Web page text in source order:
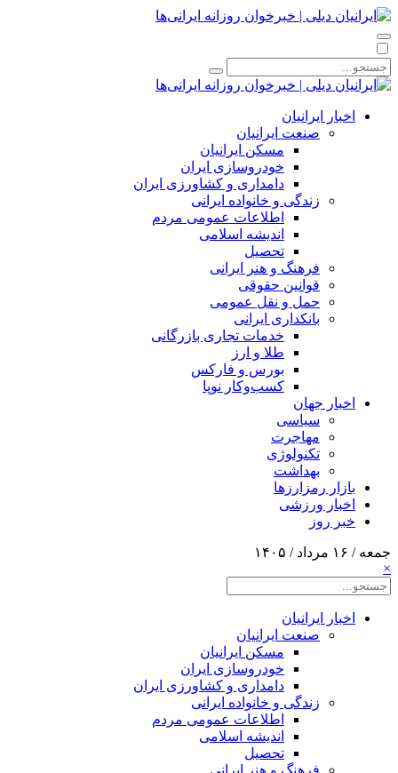
اخبار ایرانیان
صنعت ایرانیان
مسکن ایرانیان
خودروسازی ایران
دامداری و کشاورزی ایران
زندگی و خانواده ایرانی
اطلاعات عمومی مردم
اندیشه اسلامی
تحصیل
فرهنگ و هنر ایرانی
قوانین حقوقی
حمل و نقل عمومی
بانکداری ایرانی
خدمات تجاری بازرگانی
طلا و ارز
بورس و فارکس
کسب‌وکار نوپا
اخبار جهان
سیاسی
مهاجرت
تکنولوژی
بهداشت
بازار رمزارزها
اخبار ورزشی
خبر روز
جمعه / ۱۶ مرداد / ۱۴۰۵
×
اخبار ایرانیان
صنعت ایرانیان
مسکن ایرانیان
خودروسازی ایران
دامداری و کشاورزی ایران
زندگی و خانواده ایرانی
اطلاعات عمومی مردم
اندیشه اسلامی
تحصیل
فرهنگ و هنر ایرانی